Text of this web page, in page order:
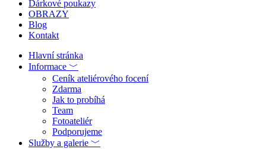
Dárkové poukazy
OBRAZY
Blog
Kontakt
Hlavní stránka
Informace ﹀
Ceník ateliérového focení
Zdarma
Jak to probíhá
Team
Fotoateliér
Podporujeme
Služby a galerie ﹀